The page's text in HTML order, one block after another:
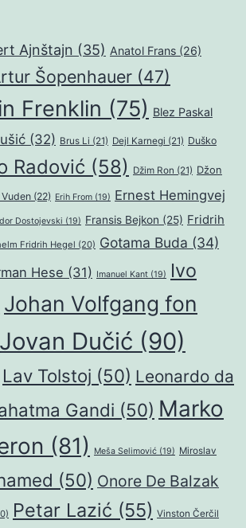
Ajnštajn (35) Anatol Frans (26)
Šopenhauer (47)
Frenklin (75) Blez Paskal
(32) Brus Li (21) Dejl Karnegi (21) Duško
Radović (58) Džim Ron (21) Džon
(22) Erih From (19) Ernest Hemingvej
Dostojevski (19) Fransis Bejkon (25) Fridrih
Fridrih Hegel (20) Gotama Buda (34)
Hese (31) Imanuel Kant (19)
Ivo
Johan Volfgang fon
Jovan Dučić (90)
Lav Tolstoj (50) Leonardo da
Gandi (50) Marko
(81) Meša Selimović (19) Miroslav
(50) Onore De Balzak
Petar Lazić (55) Vinston Čerčil